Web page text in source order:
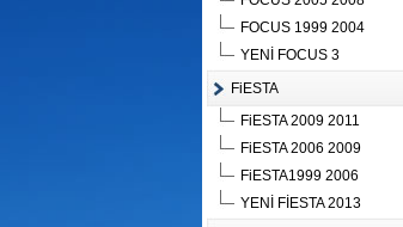
FOCUS 1999 2004
YENİ FOCUS 3
FiESTA
FiESTA 2009 2011
FiESTA 2006 2009
FiESTA1999 2006
YENİ FİESTA 2013
Ürün Kodu :